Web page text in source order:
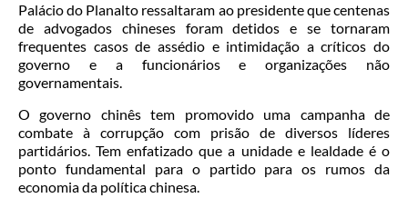
Palácio do Planalto ressaltaram ao presidente que centenas
de advogados chineses foram detidos e se tornaram
frequentes casos de assédio e intimidação a críticos do
governo e a funcionários e organizações não
governamentais.
O governo chinês tem promovido uma campanha de
combate à corrupção com prisão de diversos líderes
partidários. Tem enfatizado que a unidade e lealdade é o
ponto fundamental para o partido para os rumos da
economia da política chinesa.